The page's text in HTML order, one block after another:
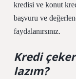
kredisi ve konut
başvuru ve
faydalanırsınız.
Kredi
lazım?